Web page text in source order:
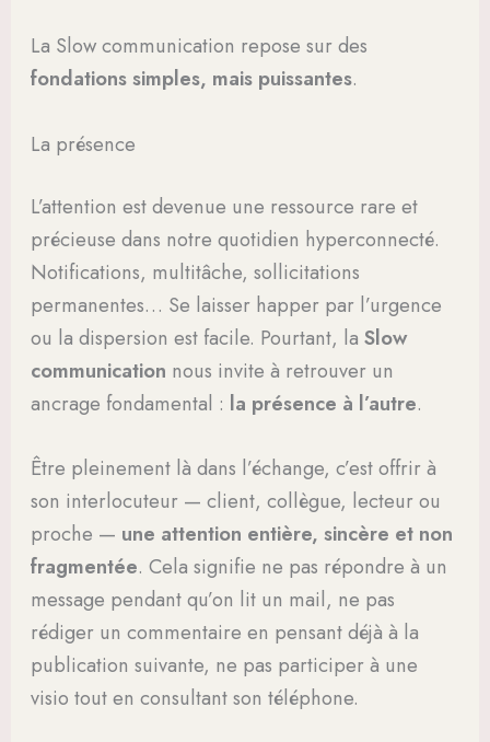
La Slow communication repose sur des
fondations simples, mais puissantes.
La présence
L’attention est devenue une ressource rare et
précieuse dans notre quotidien hyperconnecté.
Notifications, multitâche, sollicitations
permanentes… Se laisser happer par l’urgence
ou la dispersion est facile. Pourtant, laSlow
communication nous invite à retrouver un
ancrage fondamental : la présence à l’autre.
Être pleinement là dans l’échange, c’est offrir à
son interlocuteur — client, collègue, lecteur ou
proche — une attention entière, sincère et non
fragmentée. Cela signifie ne pas répondre à un
message pendant qu’on lit un mail, ne pas
rédiger un commentaire en pensant déjà à la
publication suivante, ne pas participer à une
visio tout en consultant son téléphone.